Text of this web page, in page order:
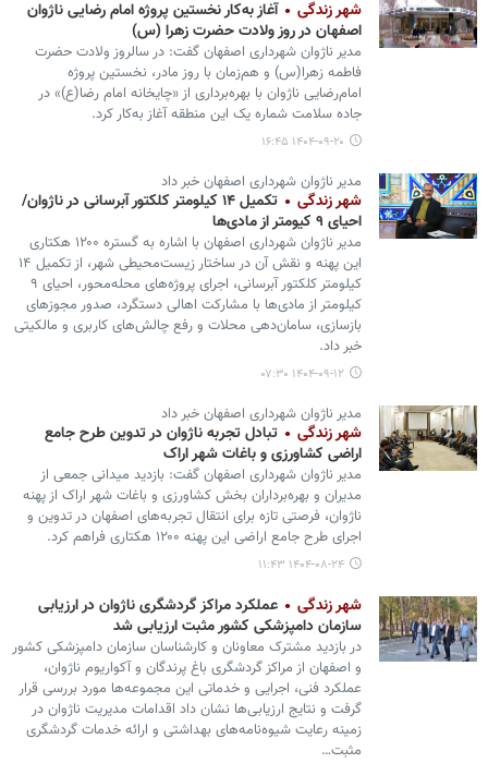
شهر زندگی
آغاز به‌کار نخستین پروژه امام رضایی ناژوان
اصفهان در روز ولادت حضرت زهرا (س)
مدیر ناژوان شهرداری اصفهان گفت: در سالروز ولادت حضرت
فاطمه زهرا(س) و هم‌زمان با روز مادر، نخستین پروژه
امام‌رضایی ناژوان با بهره‌برداری از «چایخانه امام رضا(ع)» در
جاده سلامت شماره یک این منطقه آغاز به‌کار کرد.
۱۴۰۴-۰۹-۲۰ ۱۶:۴۵
مدیر ناژوان شهرداری اصفهان خبر داد
شهر زندگی
تکمیل ۱۴ کیلومتر کلکتور آبرسانی در ناژوان/
احیای ۹ کیومتر از مادی‌ها
مدیر ناژوان شهرداری اصفهان با اشاره به گستره ۱۲۰۰ هکتاری
این پهنه و نقش آن در ساختار زیست‌محیطی شهر، از تکمیل ۱۴
کیلومتر کلکتور آبرسانی، اجرای پروژه‌های محله‌محور، احیای ۹
کیلومتر از مادی‌ها با مشارکت اهالی دستگرد، صدور مجوزهای
بازسازی، سامان‌دهی محلات و رفع چالش‌های کاربری و مالکیتی
خبر داد.
۱۴۰۴-۰۹-۱۲ ۰۷:۳۰
مدیر ناژوان شهرداری اصفهان خبر داد
شهر زندگی
تبادل تجربه ناژوان در تدوین طرح جامع
اراضی کشاورزی و باغات شهر اراک
مدیر ناژوان شهرداری اصفهان گفت: بازدید میدانی جمعی از
مدیران و بهره‌برداران بخش کشاورزی و باغات شهر اراک از پهنه
ناژوان، فرصتی تازه برای انتقال تجربه‌های اصفهان در تدوین و
اجرای طرح جامع اراضی این پهنه ۱۲۰۰ هکتاری فراهم کرد.
۱۴۰۴-۰۸-۲۴ ۱۱:۴۳
شهر زندگی
عملکرد مراکز گردشگری ناژوان در ارزیابی
سازمان دامپزشکی کشور مثبت ارزیابی شد
در بازدید مشترک معاونان و کارشناسان سازمان دامپزشکی کشور
و اصفهان از مراکز گردشگری باغ پرندگان و آکواریوم ناژوان،
عملکرد فنی، اجرایی و خدماتی این مجموعه‌ها مورد بررسی قرار
گرفت و نتایج ارزیابی‌ها نشان داد اقدامات مدیریت ناژوان در
زمینه رعایت شیوه‌نامه‌های بهداشتی و ارائه خدمات گردشگری
مثبت…